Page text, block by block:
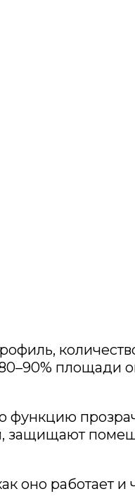
площади
функцию
защищают
оно работает